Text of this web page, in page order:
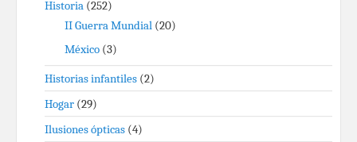
Historia (252)
II Guerra Mundial (20)
México (3)
Historias infantiles (2)
Hogar (29)
Ilusiones ópticas (4)